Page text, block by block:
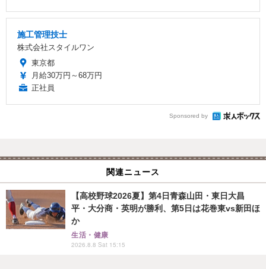
施工管理技士
株式会社スタイルワン
東京都
月給30万円～68万円
正社員
Sponsored by
関連ニュース
【高校野球2026夏】第4日青森山田・東日大昌
平・大分商・英明が勝利、第5日は花巻東vs新田ほ
か
生活・健康
2026.8.8 Sat 15:15